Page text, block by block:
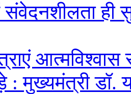
ही
मुख्यमंत्री डॉ.